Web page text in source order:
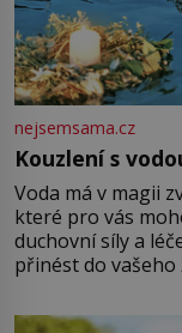
nejsemsama.cz
Kouzlení s
Voda má v magii
které pro vás
duchovní síly a
přinést do
můžete obohatit